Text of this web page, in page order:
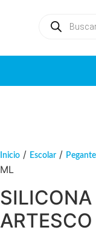
Inicio / Escolar /
ML